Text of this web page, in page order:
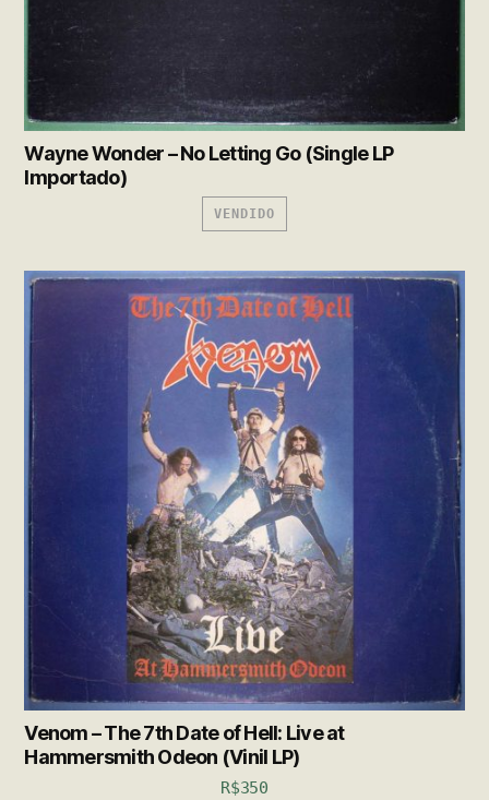
Wayne Wonder – No Letting Go (Single LP
Importado)
VENDIDO
Venom – The 7th Date of Hell: Live at
Hammersmith Odeon (Vinil LP)
R$350